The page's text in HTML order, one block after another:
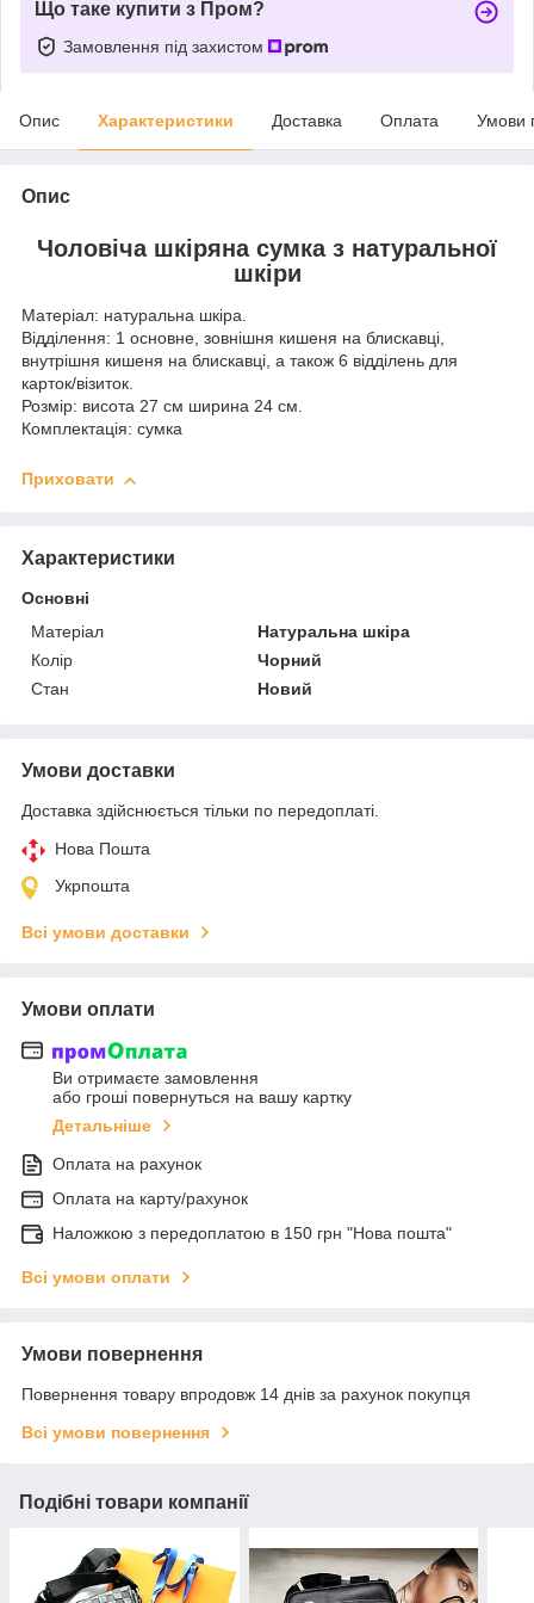
Що таке купити з Пром?
Замовлення під захистом
Опис Характеристики Доставка Оплата Умови
Опис
Чоловіча шкіряна сумка з натуральної
шкіри
Матеріал: натуральна шкіра.
Відділення: 1 основне, зовнішня кишеня на блискавці,
внутрішня кишеня на блискавці, а також 6 відділень для
карток/візиток.
Розмір: висота 27 см ширина 24 см.
Комплектація: сумка
Приховати
Характеристики
Основні
Матеріал
Натуральна шкіра
Колір
Чорний
Стан
Новий
Умови доставки
Доставка здійснюється тільки по передоплаті.
Нова Пошта
Укрпошта
Всі умови доставки
Умови оплати
Ви отримаєте замовлення
або гроші повернуться на вашу картку
Детальніше
Оплата на рахунок
Оплата на карту/рахунок
Наложкою з передоплатою в 150 грн "Нова пошта"
Всі умови оплати
Умови повернення
Повернення товару впродовж 14 днів за рахунок покупця
Всі умови повернення
Подібні товари компанії